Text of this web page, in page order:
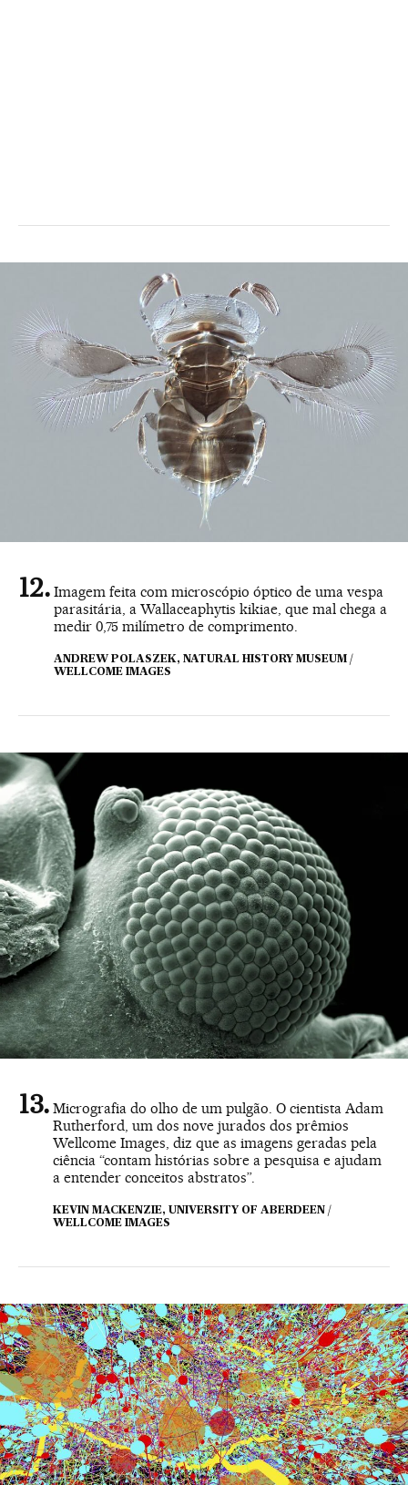
Imagem feita com microscópio óptico de uma vespa
parasitária, a Wallaceaphytis kikiae, que mal chega a
medir 0,75 milímetro de comprimento.
ANDREW POLASZEK, NATURAL HISTORY MUSEUM /
WELLCOME IMAGES
Micrografia do olho de um pulgão. O cientista Adam
Rutherford, um dos nove jurados dos prêmios
Wellcome Images, diz que as imagens geradas pela
ciência “contam histórias sobre a pesquisa e ajudam
a entender conceitos abstratos”.
KEVIN MACKENZIE, UNIVERSITY OF ABERDEEN /
WELLCOME IMAGES